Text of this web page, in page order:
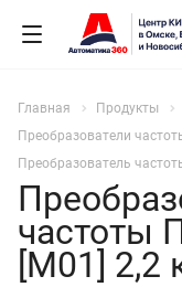
Главная Продукты
Преобразователи
Преобразователь
частоты
[М01] 2,2